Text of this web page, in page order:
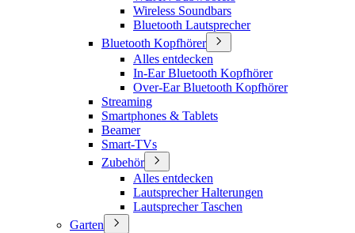
Wireless Soundbars
Bluetooth Lautsprecher
Bluetooth Kopfhörer
Alles entdecken
In-Ear Bluetooth Kopfhörer
Over-Ear Bluetooth Kopfhörer
Streaming
Smartphones & Tablets
Beamer
Smart-TVs
Zubehör
Alles entdecken
Lautsprecher Halterungen
Lautsprecher Taschen
Garten